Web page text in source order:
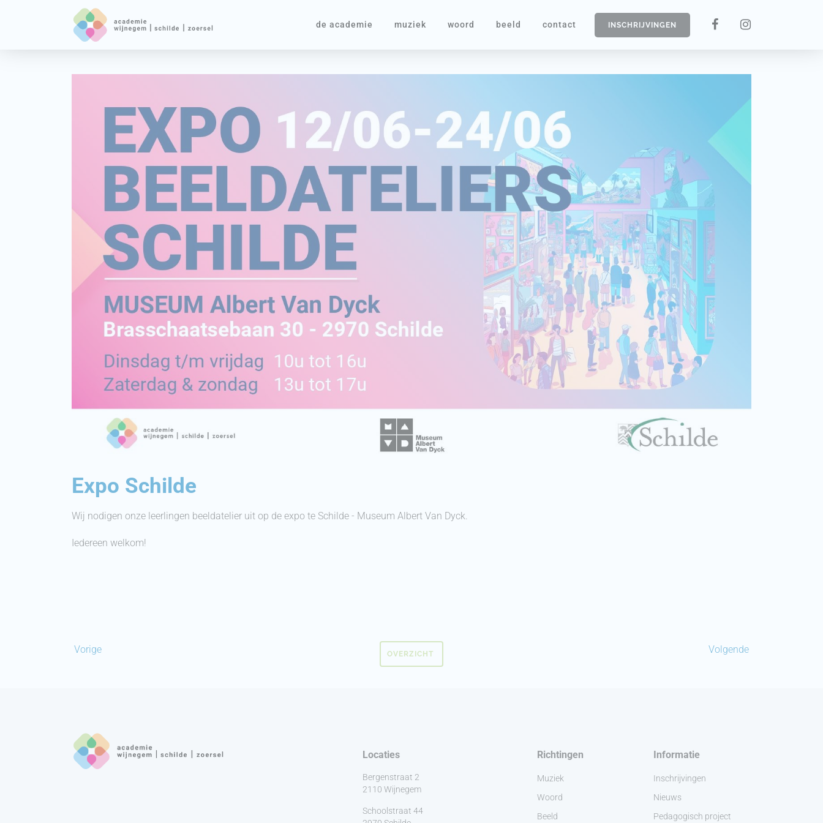
de academie muziek woord beeld contact INSCHRIJVINGEN
Expo Schilde
Wij nodigen onze leerlingen beeldatelier uit op de expo te Schilde - Museum Albert Van Dyck.
Iedereen welkom!
Vorige Volgende
OVERZICHT
Locaties
Bergenstraat 2
2110 Wijnegem
Schoolstraat 44
Richtingen
Muziek
Woord
Beeld
Informatie
Inschrijvingen
Nieuws
Pedagogisch project